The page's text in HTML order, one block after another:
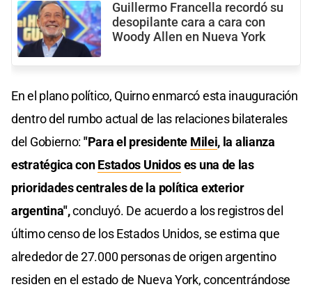
Guillermo Francella recordó su
desopilante cara a cara con
Woody Allen en Nueva York
En el plano político, Quirno enmarcó esta inauguración
dentro del rumbo actual de las relaciones bilaterales
del Gobierno: "Para el presidente Milei, la alianza
estratégica conEstados Unidoses una de las
prioridades centrales de la política exterior
argentina",concluyó. De acuerdo a los registros del
último censo de los Estados Unidos, se estima que
alrededor de 27.000 personas de origen argentino
residen en el estado de Nueva York, concentrándose